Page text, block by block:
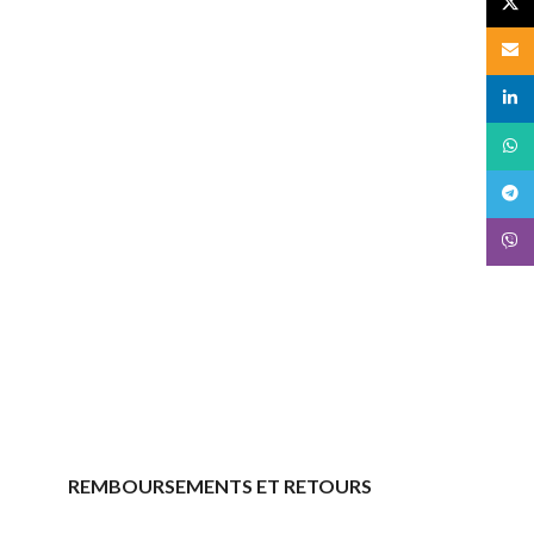
REMBOURSEMENTS ET RETOURS
Email
Viber